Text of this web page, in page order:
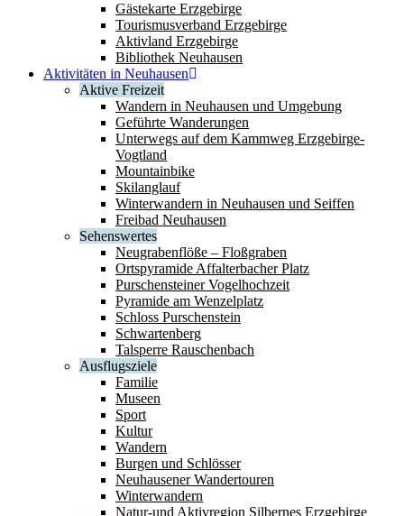
Gästekarte Erzgebirge
Tourismusverband Erzgebirge
Aktivland Erzgebirge
Bibliothek Neuhausen
Aktivitäten in Neuhausen
Aktive Freizeit
Wandern in Neuhausen und Umgebung
Geführte Wanderungen
Unterwegs auf dem Kammweg Erzgebirge-
Vogtland
Mountainbike
Skilanglauf
Winterwandern in Neuhausen und Seiffen
Freibad Neuhausen
Sehenswertes
Neugrabenflöße – Floßgraben
Ortspyramide Affalterbacher Platz
Purschensteiner Vogelhochzeit
Pyramide am Wenzelplatz
Schloss Purschenstein
Schwartenberg
Talsperre Rauschenbach
Ausflugsziele
Familie
Museen
Sport
Kultur
Wandern
Burgen und Schlösser
Neuhausener Wandertouren
Winterwandern
Natur-und Aktivregion Silbernes Erzgebirge